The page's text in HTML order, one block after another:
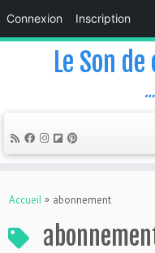
Connexion Inscription
Le Son
Accueil » abonnement